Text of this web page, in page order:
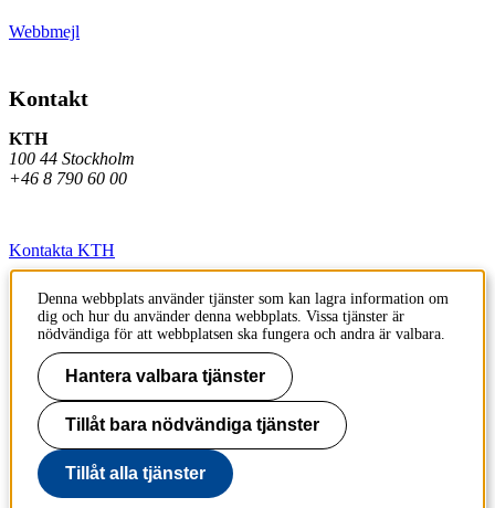
Webbmejl
Kontakt
KTH
100 44 Stockholm
+46 8 790 60 00
Kontakta KTH
Jobba på KTH
Press och media
Faktura och betalning KTH
Om KTH:s webbplatser
Tillgänglighetsredogörelse
Denna webbplats använder tjänster som kan lagra information om
dig och hur du använder denna webbplats. Vissa tjänster är
nödvändiga för att webbplatsen ska fungera och andra är valbara.
Hantera valbara tjänster
Tillåt bara nödvändiga tjänster
Tillåt alla tjänster